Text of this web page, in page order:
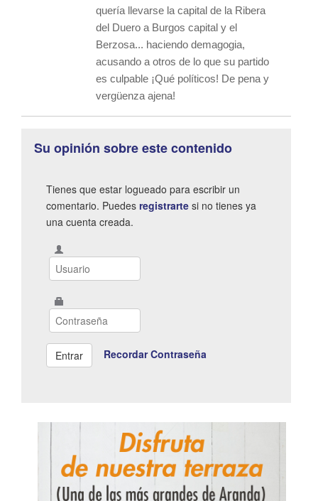
quería llevarse la capital de la Ribera
del Duero a Burgos capital y el
Berzosa... haciendo demagogia,
acusando a otros de lo que su partido
es culpable ¡Qué políticos! De pena y
vergüenza ajena!
Su opinión sobre este contenido
Tienes que estar logueado para escribir un
comentario. Puedes registrarte si no tienes ya
una cuenta creada.
Recordar Contraseña